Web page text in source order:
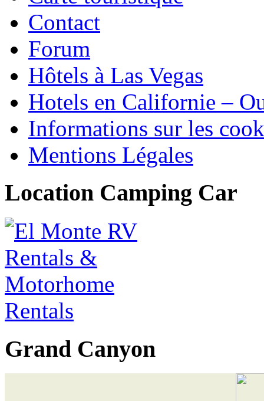
Contact
Forum
Hôtels à Las Vegas
Hotels en Californie –
Informations sur les
Mentions Légales
Location Camping Car
Grand Canyon